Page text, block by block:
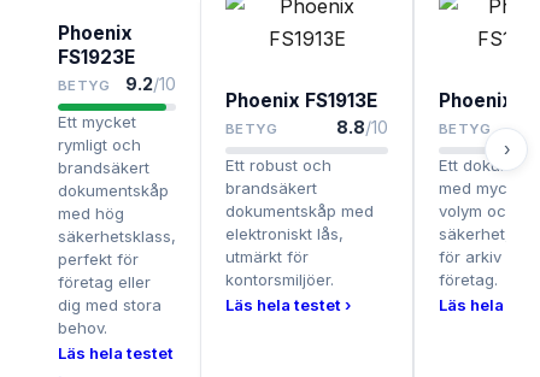
Phoenix
FS1923E
BETYG 9.2/10
Ett mycket
rymligt och
brandsäkert
dokumentskåp
med hög
säkerhetsklass,
perfekt för
företag eller
dig med stora
behov.
Läs hela testet
Phoenix FS1913E
BETYG 8.8/10
Ett robust och
brandsäkert
dokumentskåp med
elektroniskt lås,
utmärkt för
kontorsmiljöer.
Läs hela testet ›
Phoenix
BETYG
Ett
med mycket
volym och
säkerhet,
för arkiv och
företag.
Läs hela
›